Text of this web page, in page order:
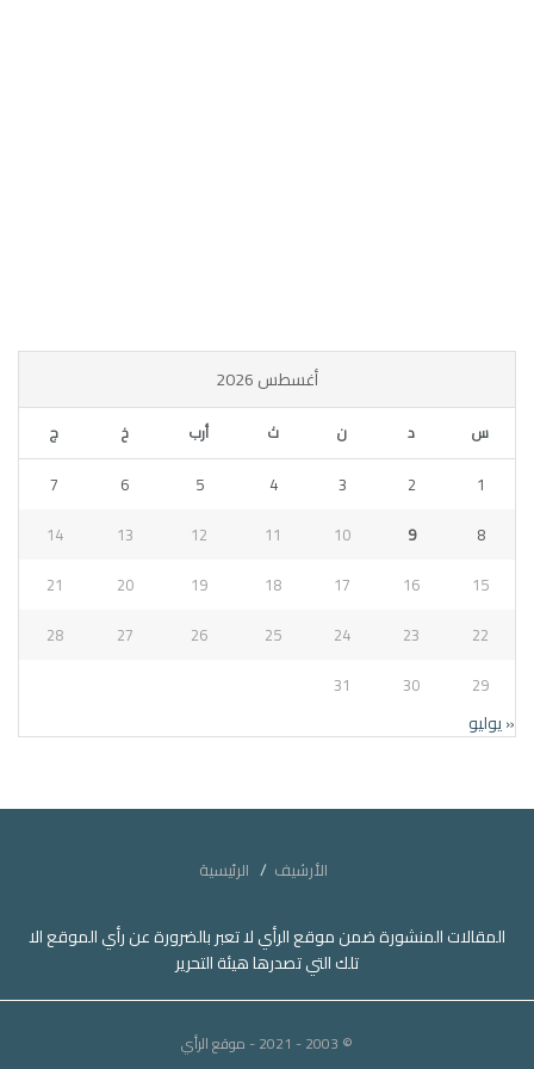
أغسطس 2026
س د ن ث أرب خ ج
1
2
3
4
5
6
7
8
9
10
11
12
13
14
15
16
17
18
19
20
21
22
23
24
25
26
27
28
29
30
31
« يوليو
الأرشيف الرئيسية
المقالات المنشورة ضمن موقع الرأي لا تعبر بالضرورة عن رأي الموقع الا
تلك التي تصدرها هيئة التحرير
© 2003 - 2021 - موقع الرأي